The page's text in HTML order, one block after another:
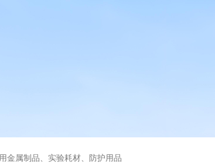
金属制品、实验耗材、防护用品